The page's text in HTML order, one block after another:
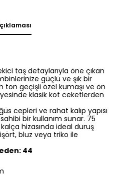
taş detaylarıyla öne çıkan
güçlü ve şık bir
geçişli özel kumaşı ve ön
klasik kot ceketlerden
cepleri ve rahat kalıp yapısı
bir kullanım sunar. 75
hizasında ideal duruş
bluz veya triko ile
44